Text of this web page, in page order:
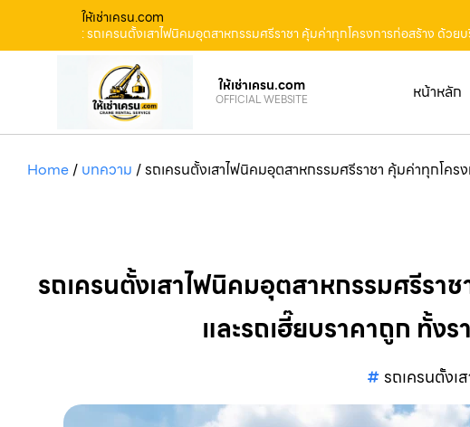
ให้เช่าเครน.com
: รถเครนตั้งเสาไฟนิคมอุตสาหกรรมศรีราชา คุ้มค่าทุกโครงการก่อสร้าง ด้วย
ให้เช่าเครน.com
OFFICIAL WEBSITE หน้าหลัก
Home/ บทความ /รถเครนตั้งเสาไฟนิคมอุตสาหกรรมศรีราชา คุ้มค่าทุกโคร
รถเครนตั้งเสาไฟนิคมอุตสาหกรรมศรีรา
และรถเฮี๊ยบราคาถูก ทั้งร
รถเครนตั้งเ